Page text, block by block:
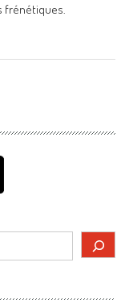
frénétiques.